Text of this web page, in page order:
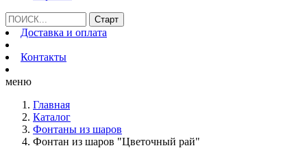
Доставка и оплата
Контакты
меню
Главная
Каталог
Фонтаны из шаров
Фонтан из шаров "Цветочный рай"